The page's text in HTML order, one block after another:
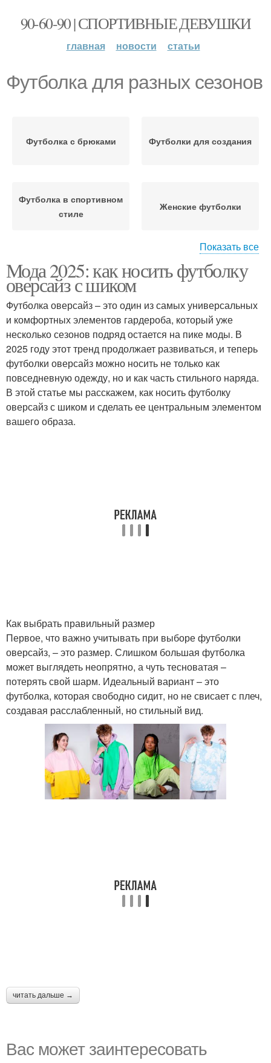
90-60-90 | СПОРТИВНЫЕ ДЕВУШКИ
главная новости статьи
Футболка для разных сезонов
Футболка с брюками Футболки для создания
Футболка в спортивном
стиле
Женские футболки
официальные
мероприятия
Футболка для создания
Показать все
Мода 2025: как носить футболку
оверсайз с шиком
Футболка оверсайз – это один из самых универсальных
и комфортных элементов гардероба, который уже
несколько сезонов подряд остается на пике моды. В
2025 году этот тренд продолжает развиваться, и теперь
футболки оверсайз можно носить не только как
повседневную одежду, но и как часть стильного наряда.
В этой статье мы расскажем, как носить футболку
оверсайз с шиком и сделать ее центральным элементом
вашего образа.
Как выбрать правильный размер
Первое, что важно учитывать при выборе футболки
оверсайз, – это размер. Слишком большая футболка
может выглядеть неопрятно, а чуть тесноватая –
потерять свой шарм. Идеальный вариант – это
футболка, которая свободно сидит, но не свисает с плеч,
создавая расслабленный, но стильный вид.
читать дальше →
Вас может заинтересовать